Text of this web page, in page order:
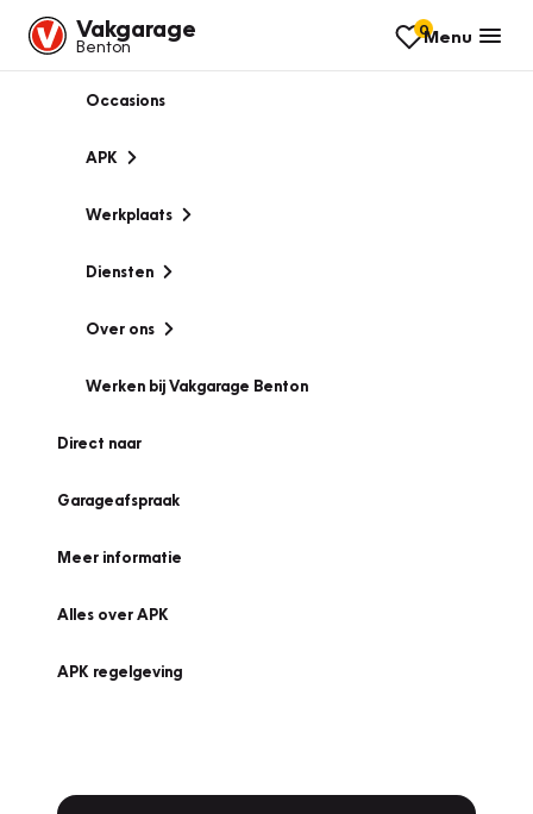
Vakgarage
Benton
0Menu
Occasions
APK
Werkplaats
Diensten
Over ons
Werken bij Vakgarage Benton
Direct naar
Garageafspraak
Meer informatie
Alles over APK
APK regelgeving